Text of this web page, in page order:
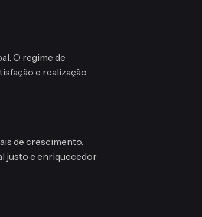
O regime de
e realização
de crescimento.
justo e enriquecedor